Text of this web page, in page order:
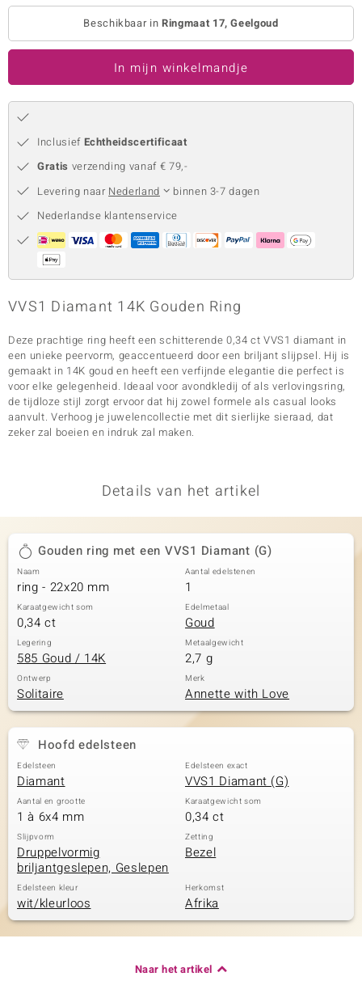
Collection
Beschikbaar inRingmaat 17, Geelgoud
In mijn winkelmandje
Inclusief Echtheidscertificaat
Gratis verzending vanaf € 79,-
Levering naar Nederland
binnen 3-7 dagen
Nederlandse klantenservice
VVS1 Diamant 14K Gouden Ring
Deze prachtige ring heeft een schitterende 0,34 ct VVS1 diamant in
een unieke peervorm, geaccentueerd door een briljant slijpsel. Hij is
gemaakt in 14K goud en heeft een verfijnde elegantie die perfect is
voor elke gelegenheid. Ideaal voor avondkledij of als verlovingsring,
de tijdloze stijl zorgt ervoor dat hij zowel formele als casual looks
aanvult. Verhoog je juwelencollectie met dit sierlijke sieraad, dat
zeker zal boeien en indruk zal maken.
Details van het artikel
Gouden ring met een VVS1 Diamant (G)
Naam
ring - 22x20 mm
Aantal edelstenen
1
Karaatgewicht som
0,34 ct
Edelmetaal
Goud
Legering
585 Goud / 14K
Metaalgewicht
2,7 g
Ontwerp
Solitaire
Merk
Annette with Love
Hoofd edelsteen
Edelsteen
Diamant
Edelsteen exact
VVS1 Diamant (G)
Aantal en grootte
1 à 6x4 mm
Karaatgewicht som
0,34 ct
Slijpvorm
Druppelvormig
briljantgeslepen, Geslepen
Zetting
Bezel
Edelsteen kleur
wit/kleurloos
Herkomst
Afrika
Naar het artikel